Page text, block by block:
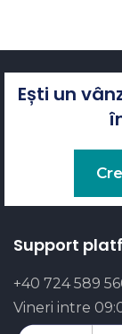
Ești un
Support
+40 724 589
Vineri intre